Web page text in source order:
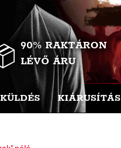
90% RAKTÁRON
LÉVŐ ÁRU
KIÁRUSÍTÁS